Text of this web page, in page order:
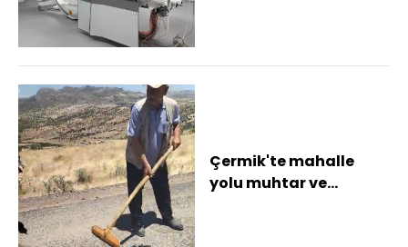
Çermik'te mahalle
yolu muhtar ve